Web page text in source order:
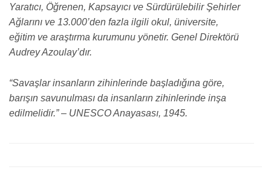
Yaratıcı, Öğrenen, Kapsayıcı ve Sürdürülebilir Şehirler
Ağlarını ve 13.000’den fazla ilgili okul, üniversite,
eğitim ve araştırma kurumunu yönetir. Genel Direktörü
Audrey Azoulay’dır.
“Savaşlar insanların zihinlerinde başladığına göre,
barışın savunulması da insanların zihinlerinde inşa
edilmelidir.” – UNESCO Anayasası, 1945.